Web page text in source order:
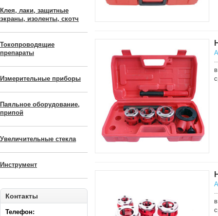
Клея, лаки, защитные
экраны, изоленты, скотч
Токопроводящие
препараты
Измерительные приборы
Паяльное оборудование,
припой
Увеличительные стекла
Инструмент
Контакты
Телефон:
..
..